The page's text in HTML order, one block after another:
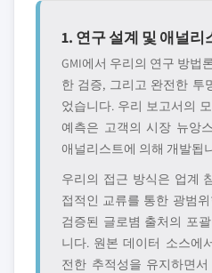
1. 연구 설계 및 애널리
GMI에서 우리의 연구 방법
한 검증, 그리고 완전한 투
었습니다. 우리 보고서의
예측은 고객의 시장 뉴앙
애널리스트에 의해 개발됩
우리의 접근 방식은 업계
접적인 교류를 통한 광범
검증된 글로볌 출처의 포
니다. 원본 데이터 소스에
전한 추적성을 유지하면